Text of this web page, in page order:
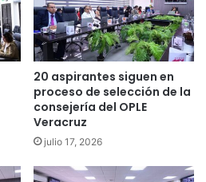
20 aspirantes siguen en
proceso de selección de la
consejería del OPLE
Veracruz
julio 17, 2026